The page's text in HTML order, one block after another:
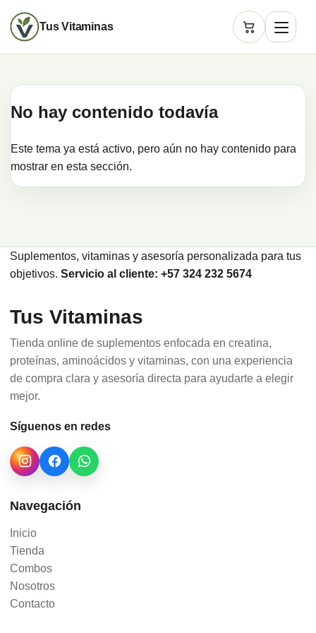
Tus Vitaminas
Carrito
No hay contenido todavía
Este tema ya está activo, pero aún no hay contenido para
mostrar en esta sección.
Suplementos, vitaminas y asesoría personalizada para tus
objetivos. Servicio al cliente: +57 324 232 5674
Tus Vitaminas
Tienda online de suplementos enfocada en creatina,
proteínas, aminoácidos y vitaminas, con una experiencia
de compra clara y asesoría directa para ayudarte a elegir
mejor.
Síguenos en redes
Navegación
Inicio
Tienda
Combos
Nosotros
Contacto